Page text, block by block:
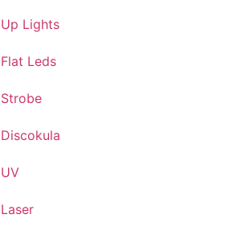
Up Lights
Flat Leds
Strobe
Discokula
UV
Laser